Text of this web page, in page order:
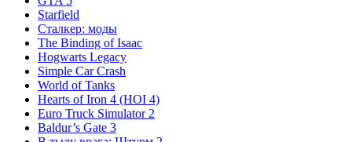
Starfield
Сталкер: моды
The Binding of Isaac
Hogwarts Legacy
Simple Car Crash
World of Tanks
Hearts of Iron 4 (HOI 4)
Euro Truck Simulator 2
Baldur’s Gate 3